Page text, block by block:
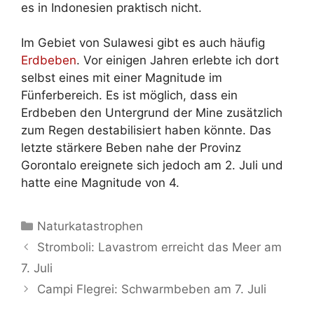
es in Indonesien praktisch nicht.
Im Gebiet von Sulawesi gibt es auch häufig
Erdbeben. Vor einigen Jahren erlebte ich dort
selbst eines mit einer Magnitude im
Fünferbereich. Es ist möglich, dass ein
Erdbeben den Untergrund der Mine zusätzlich
zum Regen destabilisiert haben könnte. Das
letzte stärkere Beben nahe der Provinz
Gorontalo ereignete sich jedoch am 2. Juli und
hatte eine Magnitude von 4.
Kategorien
Naturkatastrophen
Stromboli: Lavastrom erreicht das Meer am
7. Juli
Campi Flegrei: Schwarmbeben am 7. Juli